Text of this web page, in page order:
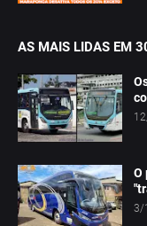
AS MAIS LIDAS EM
O
3/